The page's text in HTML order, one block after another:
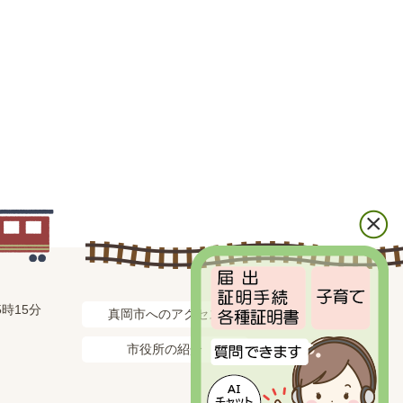
15分 真岡市へのアクセス
市役所の紹介